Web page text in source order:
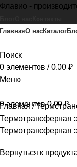
Флавио -
ГлавнаяО насКаталог
Поиск
0 элементов / 0.00 ₽
Меню
0элементов 0.00₽
Главная
Термотрансферная
Термотрансферная
Вернуться к